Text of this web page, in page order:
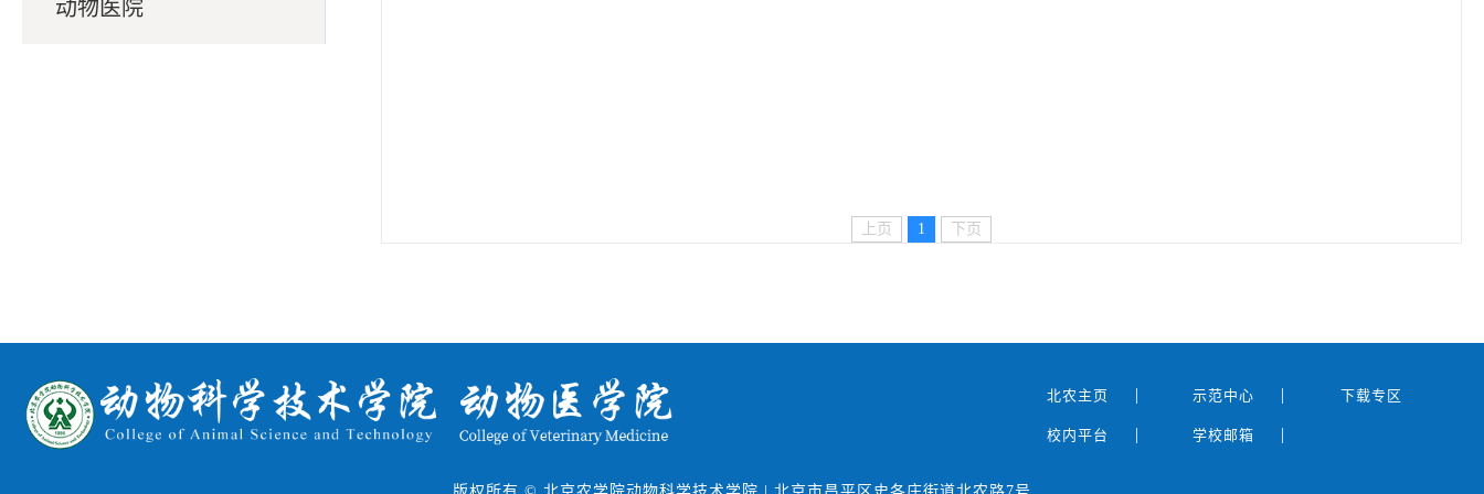
动物医院
上页 1 下页
北农主页 | 示范中心 | 下载专区
校内平台 | 学校邮箱 |